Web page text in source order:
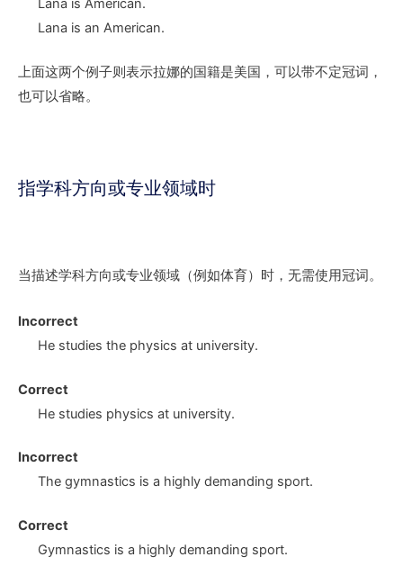
Lana is American.
Lana is an American.
上面这两个例子则表示拉娜的国籍是美国，可以带不定冠词，
也可以省略。
指学科方向或专业领域时
当描述学科方向或专业领域（例如体育）时，无需使用冠词。
Incorrect
He studies the physics at university.
Correct
He studies physics at university.
Incorrect
The gymnastics is a highly demanding sport.
Correct
Gymnastics is a highly demanding sport.